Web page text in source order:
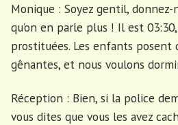
Monique : Soyez gentil,
qu’on en parle plus ! Il est
prostituées. Les enfants posent
gênantes, et nous voulons
Réception : Bien, si la police
vous dites que vous les avez